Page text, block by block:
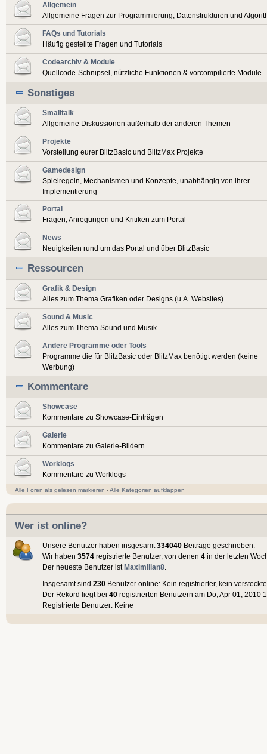
Allgemein
Allgemeine Fragen zur Programmierung, Datenstrukturen und
FAQs und Tutorials
Häufig gestellte Fragen und Tutorials
Codearchiv & Module
Quellcode-Schnipsel, nützliche Funktionen & vorcompilierte Module
Sonstiges
Smalltalk
Allgemeine Diskussionen außerhalb der anderen Themen
Projekte
Vorstellung eurer BlitzBasic und BlitzMax Projekte
Gamedesign
Spielregeln, Mechanismen und Konzepte, unabhängig von ihrer
Implementierung
Portal
Fragen, Anregungen und Kritiken zum Portal
News
Neuigkeiten rund um das Portal und über BlitzBasic
Ressourcen
Grafik & Design
Alles zum Thema Grafiken oder Designs (u.A. Websites)
Sound & Music
Alles zum Thema Sound und Musik
Andere Programme oder Tools
Programme die für BlitzBasic oder BlitzMax benötigt werden (keine
Werbung)
Kommentare
Showcase
Kommentare zu Showcase-Einträgen
Galerie
Kommentare zu Galerie-Bildern
Worklogs
Kommentare zu Worklogs
Alle Foren als gelesen markieren -Alle Kategorien aufklappen
Wer ist online?
Unsere Benutzer haben insgesamt334040 Beiträge geschrieben.
Wir haben 3574 registrierte Benutzer, von denen 4 in der letzten
Der neueste Benutzer istMaximilian8
Insgesamt sind 230 Benutzer online: Kein registrierter, kein
Der Rekord liegt bei 40 registrierten Benutzern am Do, Apr 01, 2010
Registrierte Benutzer: Keine